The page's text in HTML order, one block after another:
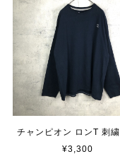
チャンピオン ロンT 刺
¥3,300